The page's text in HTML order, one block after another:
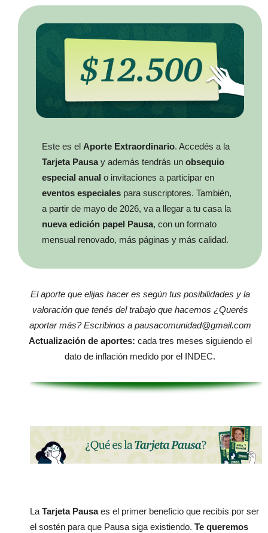
Este es el Aporte Extraordinario. Accedés a la
Tarjeta Pausay además tendrás un obsequio
especial anual o invitaciones a participar en
eventos especiales para suscriptores. También,
a partir de mayo de 2026, va a llegar a tu casa la
nueva edición papel Pausa, con un formato
mensual renovado, más páginas y más calidad.
El aporte que elijas hacer es según tus posibilidades y la
valoración que tenés del trabajo que hacemos ¿Querés
aportar más? Escribinos a pausacomunidad@gmail.com
Actualización de aportes: cada tres meses siguiendo el
dato de inflación medido por el INDEC.
LaTarjeta Pausaes el primer beneficio que recibís por ser
el sostén para que Pausa siga existiendo. Te queremos